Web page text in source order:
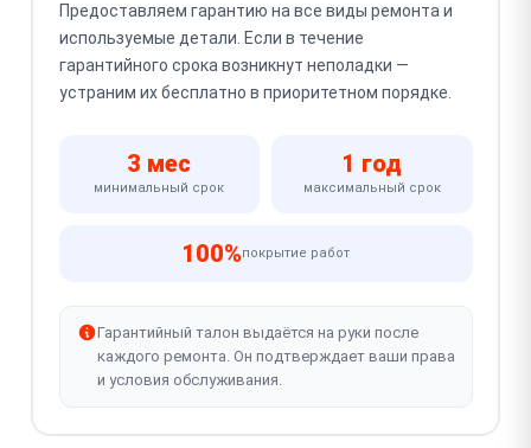
Предоставляем гарантию на все виды ремонта и
используемые детали. Если в течение
гарантийного срока возникнут неполадки —
устраним их бесплатно в приоритетном порядке.
3 мес
минимальный срок
1 год
максимальный срок
100%покрытие работ
Гарантийный талон выдаётся на руки после
каждого ремонта. Он подтверждает ваши права
и условия обслуживания.